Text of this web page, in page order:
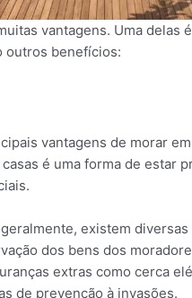
vantagens. Uma delas
outros benefícios:
vantagens de morar
é uma forma de estar
existem
dos bens dos
extras como cerca
de prevenção à invasões.